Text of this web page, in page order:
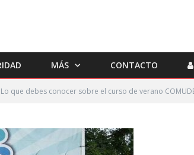
MÁS CONTACTO
que debes conocer sobre el curso de verano